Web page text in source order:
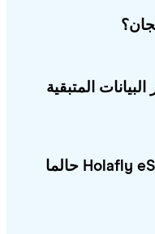
المتبقية
كيف يمكنني حذف شريحة Holafly eSIM حالما